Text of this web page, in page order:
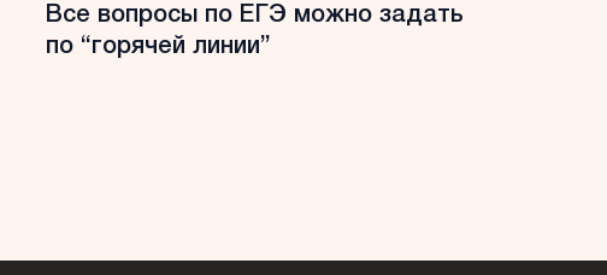
Все вопросы по ЕГЭ можно задать
по “горячей линии”